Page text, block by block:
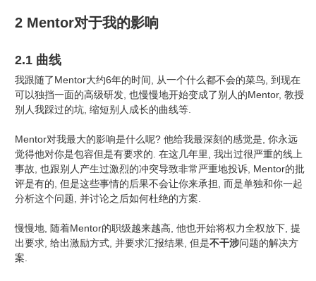
2 Mentor对于我的影响
2.1 曲线
我跟随了Mentor大约6年的时间, 从一个什么都不会的菜鸟, 到现在
可以独挡一面的高级研发, 也慢慢地开始变成了别人的Mentor, 教授
别人我踩过的坑, 缩短别人成长的曲线等.
Mentor对我最大的影响是什么呢? 他给我最深刻的感觉是, 你永远
觉得他对你是包容但是有要求的. 在这几年里, 我出过很严重的线上
事故, 也跟别人产生过激烈的冲突导致非常严重地投诉, Mentor的批
评是有的, 但是这些事情的后果不会让你来承担, 而是单独和你一起
分析这个问题, 并讨论之后如何杜绝的方案.
慢慢地, 随着Mentor的职级越来越高, 他也开始将权力全权放下, 提
出要求, 给出激励方式, 并要求汇报结果, 但是不干涉问题的解决方
案.